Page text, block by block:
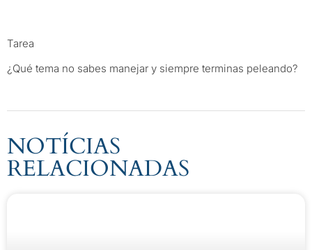
Tarea
¿Qué tema no sabes manejar y siempre terminas peleando?
NOTÍCIAS
RELACIONADAS